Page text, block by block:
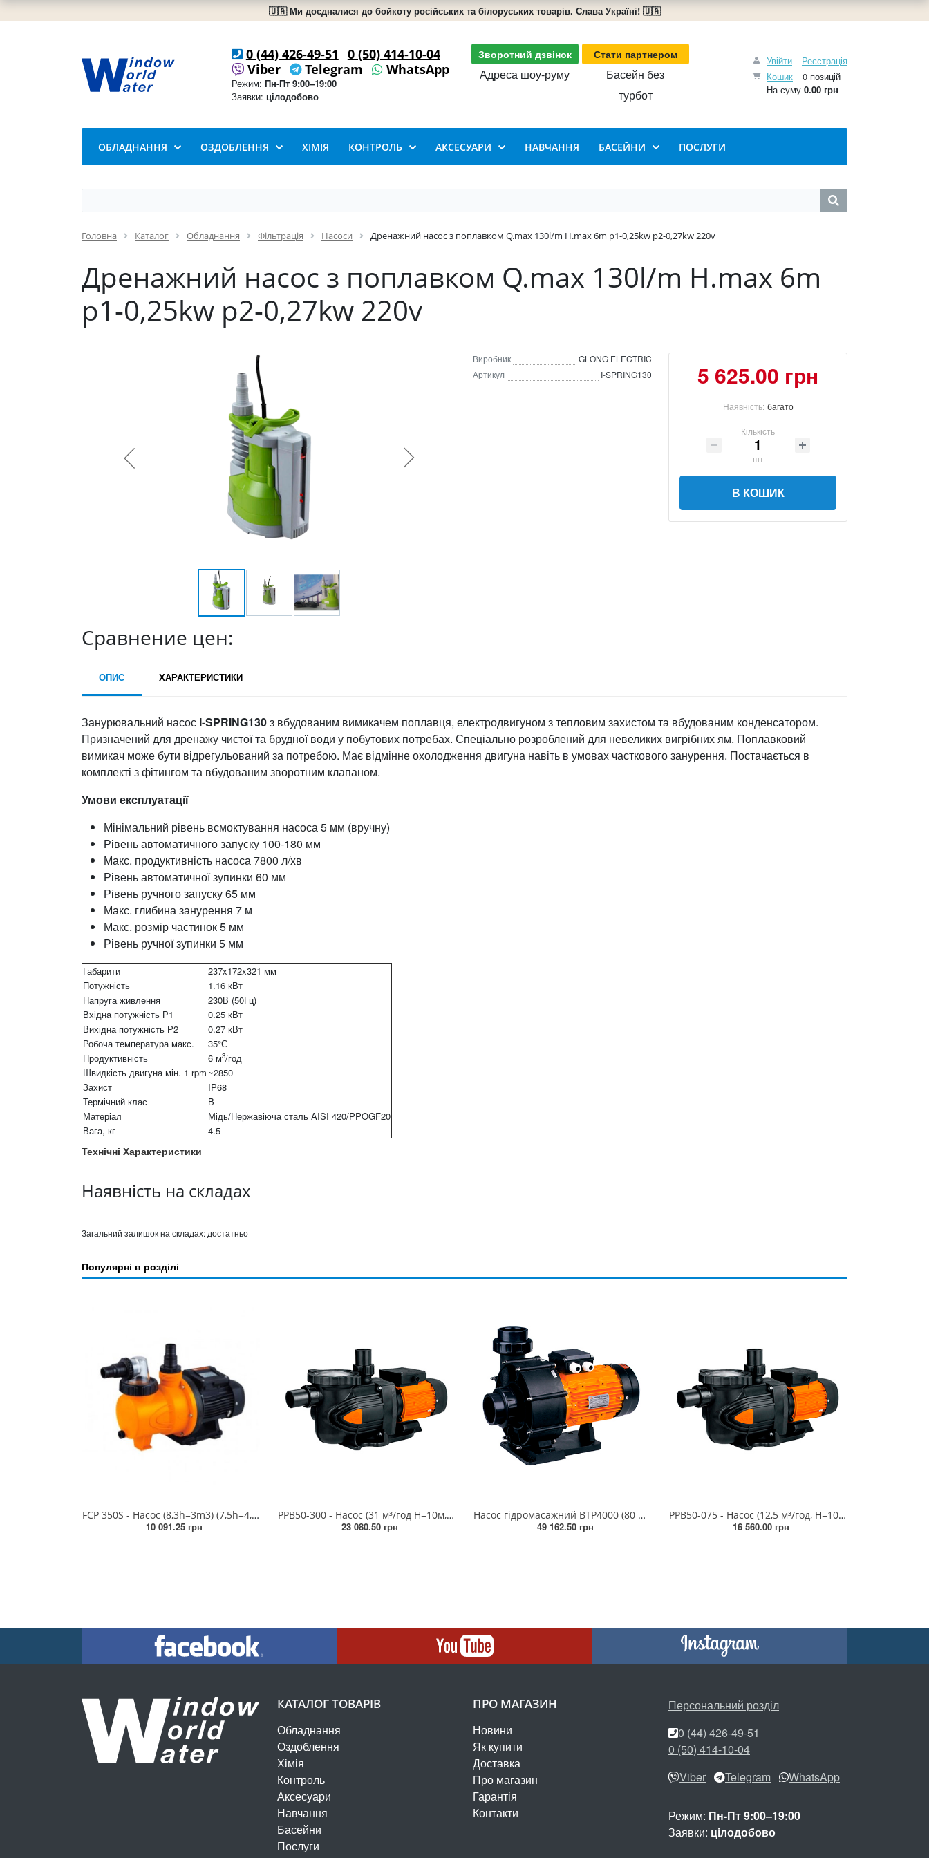
🇺🇦 Ми доєдналися до бойкоту російських та білоруських товарів. Слава Україні! 🇺🇦
Увійти
Реєстрація
Кошик
0 позицій
На суму 0.00 грн
0 (44) 426-49-51
0 (50) 414-10-04
Viber
Telegram WhatsApp
Режим: Пн-Пт 9:00–19:00
Заявки: цілодобово
Зворотний дзвінок Стати партнером
Адреса шоу-руму
Басейн без
турбот
ОБЛАДНАННЯ ОЗДОБЛЕННЯ ХІМІЯ КОНТРОЛЬ АКСЕСУАРИ НАВЧАННЯ БАСЕЙНИ ПОСЛУГИ
Головна Каталог Обладнання Фільтрація Насоси Дренажний насос з поплавком Q.max 130l/m H.max 6m p1-0,25kw p2-0,27kw 220v
Дренажний насос з поплавком Q.max 130l/m H.max 6m
p1-0,25kw p2-0,27kw 220v
Виробник
GLONG ELECTRIC
Артикул
I-SPRING130 5 625.00 грн
Наявність: багато
Кількість
шт
В КОШИК
Сравнение цен:
ОПИС ХАРАКТЕРИСТИКИ
Занурювальний насос I-SPRING130з вбудованим вимикачем поплавця, електродвигуном з тепловим захистом та вбудованим конденсатором.
Призначений для дренажу чистої та брудної води у побутових потребах. Спеціально розроблений для невеликих вигрібних ям. Поплавковий
вимикач може бути відрегульований за потребою. Має відмінне охолодження двигуна навіть в умовах часткового занурення. Постачається в
комплекті з фітингом та вбудованим зворотним клапаном.
Умови експлуатації
Мінімальний рівень всмоктування насоса 5 мм (вручну)
Рівень автоматичного запуску 100-180 мм
Макс. продуктивність насоса 7800 л/хв
Рівень автоматичної зупинки 60 мм
Рівень ручного запуску 65 мм
Макс. глибина занурення 7 м
Макс. розмір частинок 5 мм
Рівень ручної зупинки 5 мм
Технічні Характеристики
Габарити
237x172x321 мм
Потужність
1.16 кВт
Напруга живлення
230В (50Гц)
Вхідна потужність Р1
0.25 кВт
Вихідна потужність Р2
0.27 кВт
Робоча температура макс.
35°С
Продуктивність
6 м3/год
Швидкість двигуна мін. 1 rpm ~2850
Захист
IP68
Термічний клас
B
Матеріал
Мідь/Нержавіюча сталь AISI 420/PPOGF20
Вага, кг
4.5
Наявність на складах
Загальний залишок на складах: достатньо
Популярні в розділі
FCP 350S - Насос (8,3h=3m3) (7,5h=4,5m3) (6,5h=6,0m3) (5,5h=7,5m3) (2,5h=9,0m3) 0,35kwt 220v
10 091.25 грн
PPB50-300 - Насос (31 м³/год Н=10м, 2,20 кВт, 230В)
23 080.50 грн
Насос гідромасажний BTP4000 (80 м³/год 4.00 кВт 380V)
49 162.50 грн
PPB50-075 - Насос (12,5 м³/год, Н=10м, 0,55кВт, 230В)
16 560.00 грн
КАТАЛОГ ТОВАРІВ
Обладнання
Оздоблення
Хімія
Контроль
Аксесуари
Навчання
Басейни
Послуги
ПРО МАГАЗИН
Новини
Як купити
Доставка
Про магазин
Гарантія
Контакти
Персональний розділ
0 (44) 426-49-51
0 (50) 414-10-04
Viber
Telegram WhatsApp
Режим: Пн-Пт 9:00–19:00
Заявки: цілодобово